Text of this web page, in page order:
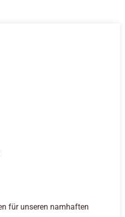
für unseren namhaften